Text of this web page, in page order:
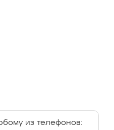
из телефонов: